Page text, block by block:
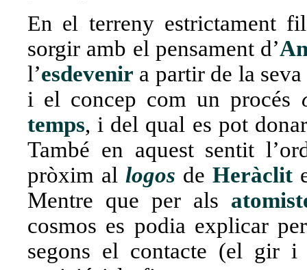
En el terreny estrictament
sorgir amb el pensament d’
l’esdevenir a partir de la
i el concep com un procés
temps, i del qual es pot
També en aquest sentit
pròxim al logos de Heràclit
Mentre que per als
cosmos es podia explicar
segons el contacte (el gir